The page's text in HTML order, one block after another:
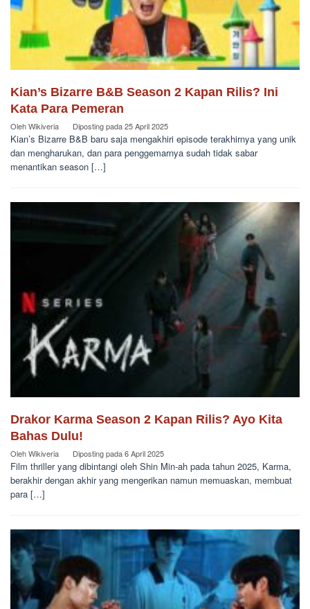
Kian’s Bizarre B&B Season 2 Kapan Rilis? Ini
Kata Para Pemeran
OlehWikiveria Diposting pada25 April 2025
Kian’s Bizarre B&B baru saja mengakhiri episode terakhirnya yang unik
dan mengharukan, dan para penggemarnya sudah tidak sabar
menantikan season […]
Drakor Karma Season 2 Kapan Rilis? Ayo Kita
Bahas Dulu!
OlehWikiveria Diposting pada6 April 2025
Film thriller yang dibintangi oleh Shin Min-ah pada tahun 2025, Karma,
berakhir dengan akhir yang mengerikan namun memuaskan, membuat
para […]